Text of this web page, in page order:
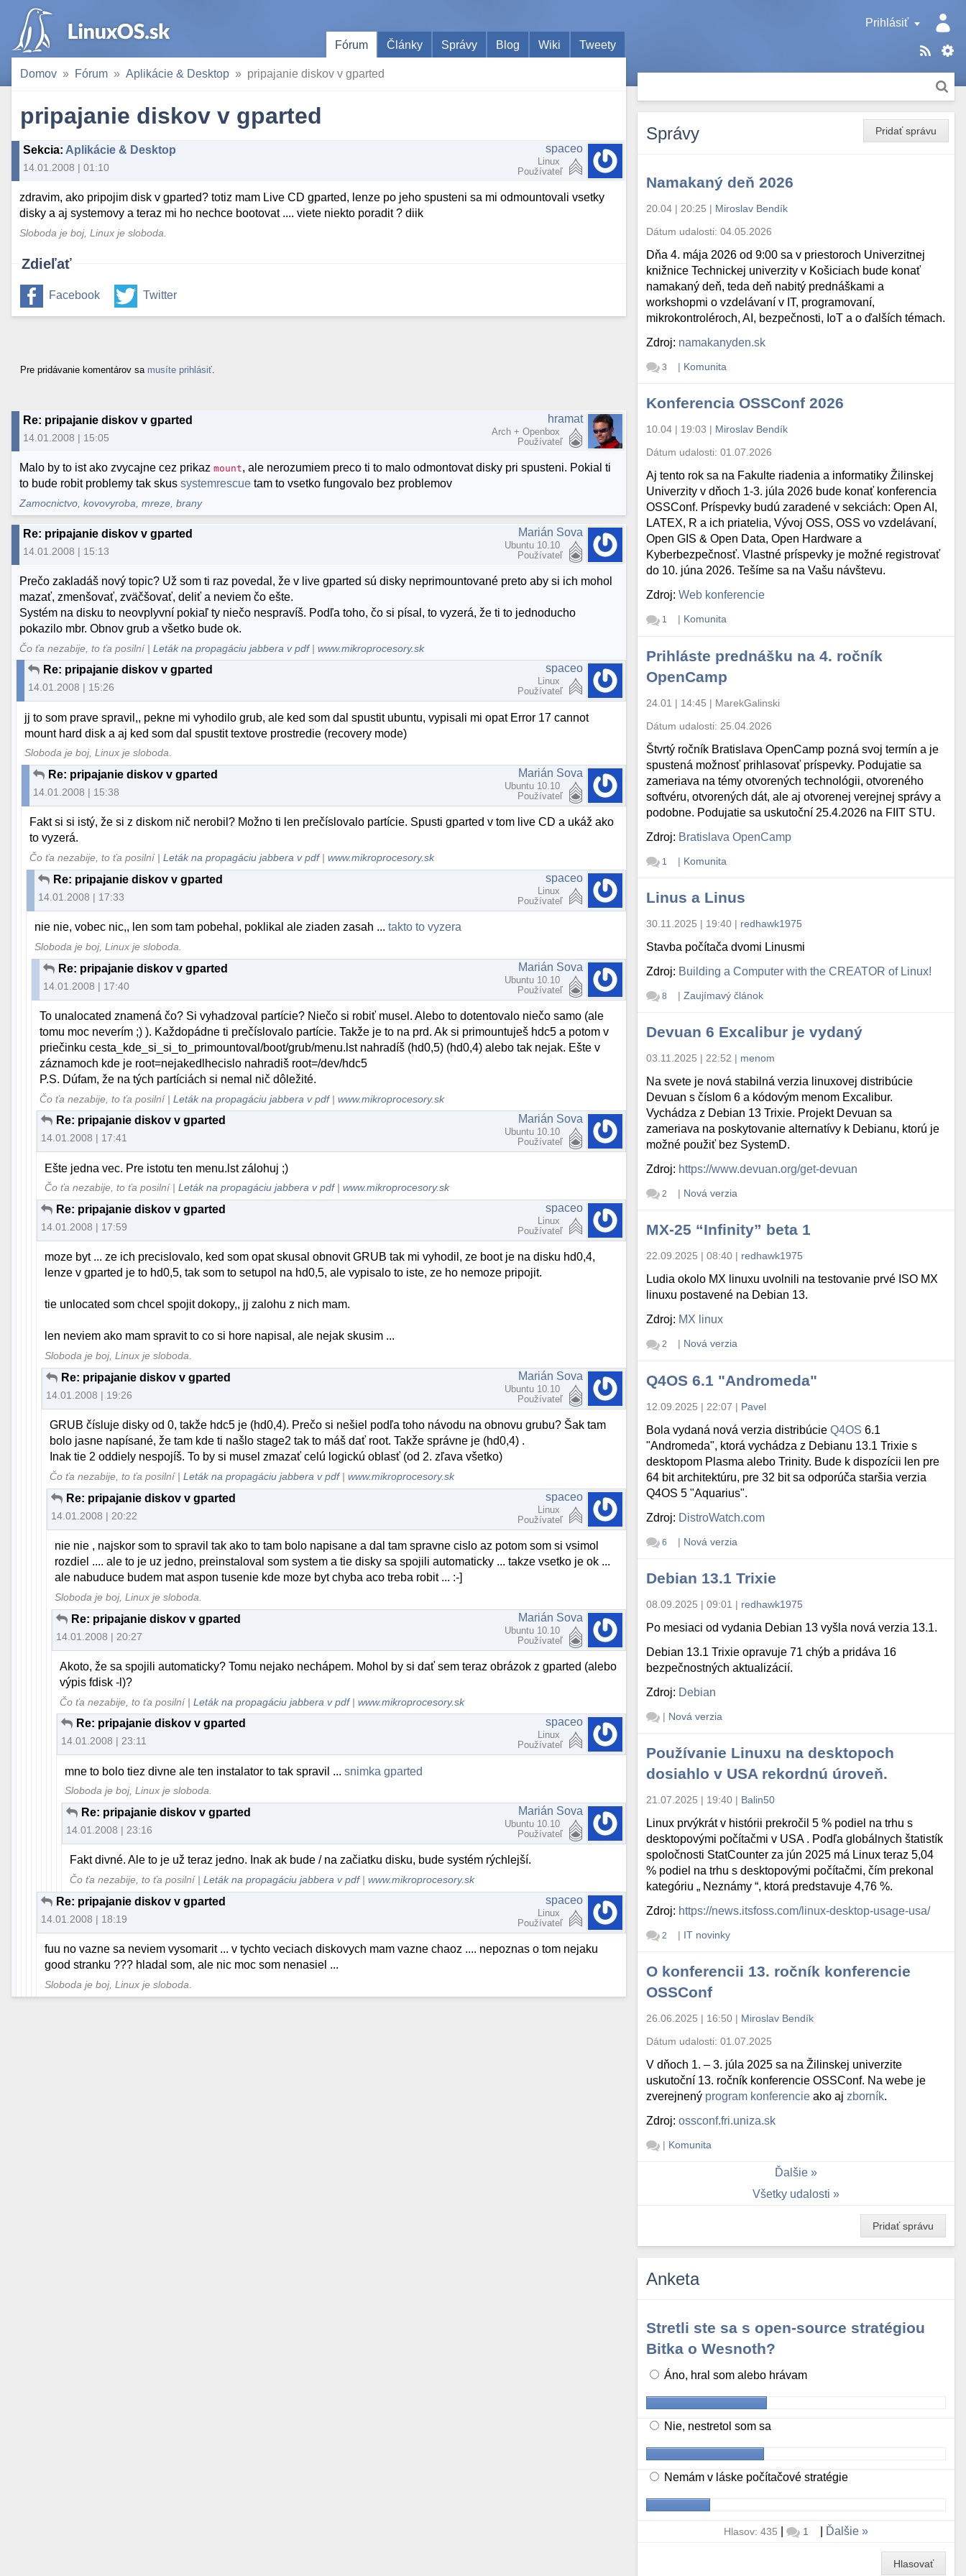
Prihlásiť
Fórum
Články Správy Blog Wiki Tweety
Domov Fórum Aplikácie & Desktop pripajanie diskov v gparted
pripajanie diskov v gparted
Sekcia: Aplikácie & Desktop
14.01.2008 | 01:10
spaceo
Linux
Používateľ
zdravim, ako pripojim disk v gparted? totiz mam Live CD gparted, lenze po jeho spusteni sa mi odmountovali vsetky
disky a aj systemovy a teraz mi ho nechce bootovat .... viete niekto poradit ? diik
Sloboda je boj, Linux je sloboda.
Zdieľať
Facebook Twitter
Pre pridávanie komentárov sa musíte prihlásiť
Re: pripajanie diskov v gparted
14.01.2008 | 15:05
hramat
Arch + Openbox
Používateľ
Malo by to ist ako zvycajne cez prikazmount, ale nerozumiem preco ti to malo odmontovat disky pri spusteni. Pokial ti
to bude robit problemy tak skussystemrescue tam to vsetko fungovalo bez problemov
Zamocnictvo, kovovyroba, mreze, brany
Re: pripajanie diskov v gparted
14.01.2008 | 15:13
Marián Sova
Ubuntu 10.10
Používateľ
Prečo zakladáš nový topic? Už som ti raz povedal, že v live gparted sú disky neprimountované preto aby si ich mohol
mazať, zmenšovať, zväčšovať, deliť a neviem čo ešte.
Systém na disku to neovplyvní pokiaľ ty niečo nespravíš. Podľa toho, čo si písal, to vyzerá, že ti to jednoducho
pokazilo mbr. Obnov grub a všetko bude ok.
Čo ťa nezabije, to ťa posilní |Leták na propagáciu jabbera v pdf|www.mikroprocesory.sk
Re: pripajanie diskov v gparted
14.01.2008 | 15:26
spaceo
Linux
Používateľ
jj to som prave spravil,, pekne mi vyhodilo grub, ale ked som dal spustit ubuntu, vypisali mi opat Error 17 cannot
mount hard disk a aj ked som dal spustit textove prostredie (recovery mode)
Sloboda je boj, Linux je sloboda.
Re: pripajanie diskov v gparted
14.01.2008 | 15:38
Marián Sova
Ubuntu 10.10
Používateľ
Fakt si si istý, že si z diskom nič nerobil? Možno ti len prečíslovalo partície. Spusti gparted v tom live CD a ukáž ako
to vyzerá.
Čo ťa nezabije, to ťa posilní |Leták na propagáciu jabbera v pdf|www.mikroprocesory.sk
Re: pripajanie diskov v gparted
14.01.2008 | 17:33
spaceo
Linux
Používateľ
nie nie, vobec nic,, len som tam pobehal, poklikal ale ziaden zasah ...takto to vyzera
Sloboda je boj, Linux je sloboda.
Re: pripajanie diskov v gparted
14.01.2008 | 17:40
Marián Sova
Ubuntu 10.10
Používateľ
To unalocated znamená čo? Si vyhadzoval partície? Niečo si robiť musel. Alebo to dotentovalo niečo samo (ale
tomu moc neverím ;) ). Každopádne ti prečíslovalo partície. Takže je to na prd. Ak si primountuješ hdc5 a potom v
priečinku cesta_kde_si_si_to_primountoval/boot/grub/menu.lst nahradíš (hd0,5) (hd0,4) alebo tak nejak. Ešte v
záznamoch kde je root=nejakedlhecislo nahradiš root=/dev/hdc5
P.S. Dúfam, že na tých partíciách si nemal nič dôležité.
Čo ťa nezabije, to ťa posilní |Leták na propagáciu jabbera v pdf|www.mikroprocesory.sk
Re: pripajanie diskov v gparted
14.01.2008 | 17:41
Marián Sova
Ubuntu 10.10
Používateľ
Ešte jedna vec. Pre istotu ten menu.lst zálohuj ;)
Čo ťa nezabije, to ťa posilní |Leták na propagáciu jabbera v pdf|www.mikroprocesory.sk
Re: pripajanie diskov v gparted
14.01.2008 | 17:59
spaceo
Linux
Používateľ
moze byt ... ze ich precislovalo, ked som opat skusal obnovit GRUB tak mi vyhodil, ze boot je na disku hd0,4,
lenze v gparted je to hd0,5, tak som to setupol na hd0,5, ale vypisalo to iste, ze ho nemoze pripojit.
tie unlocated som chcel spojit dokopy,, jj zalohu z nich mam.
len neviem ako mam spravit to co si hore napisal, ale nejak skusim ...
Sloboda je boj, Linux je sloboda.
Re: pripajanie diskov v gparted
14.01.2008 | 19:26
Marián Sova
Ubuntu 10.10
Používateľ
GRUB čísluje disky od 0, takže hdc5 je (hd0,4). Prečo si nešiel podľa toho návodu na obnovu grubu? Šak tam
bolo jasne napísané, že tam kde ti našlo stage2 tak to máš dať root. Takže správne je (hd0,4) .
Inak tie 2 oddiely nespojíš. To by si musel zmazať celú logickú oblasť (od 2. zľava všetko)
Čo ťa nezabije, to ťa posilní |Leták na propagáciu jabbera v pdf|www.mikroprocesory.sk
Re: pripajanie diskov v gparted
14.01.2008 | 20:22
spaceo
Linux
Používateľ
nie nie , najskor som to spravil tak ako to tam bolo napisane a dal tam spravne cislo az potom som si vsimol
rozdiel .... ale to je uz jedno, preinstaloval som system a tie disky sa spojili automaticky ... takze vsetko je ok ...
ale nabuduce budem mat aspon tusenie kde moze byt chyba aco treba robit ... :-]
Sloboda je boj, Linux je sloboda.
Re: pripajanie diskov v gparted
14.01.2008 | 20:27
Marián Sova
Ubuntu 10.10
Používateľ
Akoto, že sa spojili automaticky? Tomu nejako nechápem. Mohol by si dať sem teraz obrázok z gparted (alebo
výpis fdisk -l)?
Čo ťa nezabije, to ťa posilní |Leták na propagáciu jabbera v pdf|www.mikroprocesory.sk
Re: pripajanie diskov v gparted
14.01.2008 | 23:11
spaceo
Linux
Používateľ
mne to bolo tiez divne ale ten instalator to tak spravil ...snimka gparted
Sloboda je boj, Linux je sloboda.
Re: pripajanie diskov v gparted
14.01.2008 | 23:16
Marián Sova
Ubuntu 10.10
Používateľ
Fakt divné. Ale to je už teraz jedno. Inak ak bude / na začiatku disku, bude systém rýchlejší.
Čo ťa nezabije, to ťa posilní |Leták na propagáciu jabbera v pdf|www.mikroprocesory.sk
Re: pripajanie diskov v gparted
14.01.2008 | 18:19
spaceo
Linux
Používateľ
fuu no vazne sa neviem vysomarit ... v tychto veciach diskovych mam vazne chaoz .... nepoznas o tom nejaku
good stranku ??? hladal som, ale nic moc som nenasiel ...
Sloboda je boj, Linux je sloboda.
Pridať správu
Správy
Namakaný deň 2026
20.04 | 20:25 | Miroslav Bendík
Dátum udalosti:04.05.2026
Dňa 4. mája 2026 od 9:00 sa v priestoroch Univerzitnej
knižnice Technickej univerzity v Košiciach bude konať
namakaný deň, teda deň nabitý prednáškami a
workshopmi o vzdelávaní v IT, programovaní,
mikrokontroléroch, AI, bezpečnosti, IoT a o ďalších témach.
Zdroj: namakanyden.sk
3 | Komunita
Konferencia OSSConf 2026
10.04 | 19:03 | Miroslav Bendík
Dátum udalosti:01.07.2026
Aj tento rok sa na Fakulte riadenia a informatiky Žilinskej
Univerzity v dňoch 1-3. júla 2026 bude konať konferencia
OSSConf. Príspevky budú zaradené v sekciách: Open AI,
LATEX, R a ich priatelia, Vývoj OSS, OSS vo vzdelávaní,
Open GIS & Open Data, Open Hardware a
Kyberbezpečnosť. Vlastné príspevky je možné registrovať
do 10. júna 2026. Tešíme sa na Vašu návštevu.
Zdroj:Web konferencie
1 | Komunita
Prihláste prednášku na 4. ročník
OpenCamp
24.01 | 14:45 | MarekGalinski
Dátum udalosti: 25.04.2026
Štvrtý ročník Bratislava OpenCamp pozná svoj termín a je
spustená možnosť prihlasovať príspevky. Podujatie sa
zameriava na témy otvorených technológii, otvoreného
softvéru, otvorených dát, ale aj otvorenej verejnej správy a
podobne. Podujatie sa uskutoční 25.4.2026 na FIIT STU.
Zdroj: Bratislava OpenCamp
1 | Komunita
Linus a Linus
30.11.2025 | 19:40 | redhawk1975
Stavba počítača dvomi Linusmi
Zdroj: Building a Computer with the CREATOR of Linux!
8 | Zaujímavý článok
Devuan 6 Excalibur je vydaný
03.11.2025 | 22:52 | menom
Na svete je nová stabilná verzia linuxovej distribúcie
Devuan s číslom 6 a kódovým menom Excalibur.
Vychádza z Debian 13 Trixie. Projekt Devuan sa
zameriava na poskytovanie alternatívy k Debianu, ktorú je
možné použiť bez SystemD.
Zdroj: https://www.devuan.org/get-devuan
2 | Nová verzia
MX-25 “Infinity” beta 1
22.09.2025 | 08:40 | redhawk1975
Ludia okolo MX linuxu uvolnili na testovanie prvé ISO MX
linuxu postavené na Debian 13.
Zdroj: MX linux
2 | Nová verzia
Q4OS 6.1 "Andromeda"
12.09.2025 | 22:07 | Pavel
Bola vydaná nová verzia distribúcieQ4OS 6.1
"Andromeda", ktorá vychádza z Debianu 13.1 Trixie s
desktopom Plasma alebo Trinity. Bude k dispozícii len pre
64 bit architektúru, pre 32 bit sa odporúča staršia verzia
Q4OS 5 "Aquarius".
Zdroj: DistroWatch.com
6 | Nová verzia
Debian 13.1 Trixie
08.09.2025 | 09:01 | redhawk1975
Po mesiaci od vydania Debian 13 vyšla nová verzia 13.1.
Debian 13.1 Trixie opravuje 71 chýb a pridáva 16
bezpečnostných aktualizácií.
Zdroj: Debian
| Nová verzia
Používanie Linuxu na desktopoch
dosiahlo v USA rekordnú úroveň.
21.07.2025 | 19:40 | Balin50
Linux prvýkrát v histórii prekročil 5 % podiel na trhu s
desktopovými počítačmi v USA . Podľa globálnych štatistík
spoločnosti StatCounter za jún 2025 má Linux teraz 5,04
% podiel na trhu s desktopovými počítačmi, čím prekonal
kategóriu „ Neznámy “, ktorá predstavuje 4,76 %.
Zdroj: https://news.itsfoss.com/linux-desktop-usage-usa/
2 | IT novinky
O konferencii 13. ročník konferencie
OSSConf
26.06.2025 | 16:50 | Miroslav Bendík
Dátum udalosti:01.07.2025
V dňoch 1. – 3. júla 2025 sa na Žilinskej univerzite
uskutoční 13. ročník konferencie OSSConf. Na webe je
zverejnený program konferencie ako aj zborník.
Zdroj:ossconf.fri.uniza.sk
| Komunita
Ďalšie
Všetky udalosti
Pridať správu
Anketa
Stretli ste sa s open-source stratégiou
Bitka o Wesnoth?
Áno, hral som alebo hrávam
Nie, nestretol som sa
Nemám v láske počítačové stratégie
Hlasov: 435 | 1 Ďalšie
Hlasovať